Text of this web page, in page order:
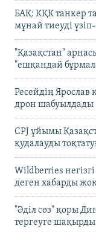
БАҚ: КҚК танкер
мұнай тиеуді
"Қазақстан"
"ешқандай
Ресейдің Ярослав
дрон шабуылдады
CPJ ұйымы
қудалауды
Wildberries
деген хабарды
"Әділ сөз" қоры
тергеуге шақырды